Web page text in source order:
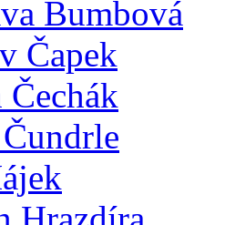
Bumbová
Čapek